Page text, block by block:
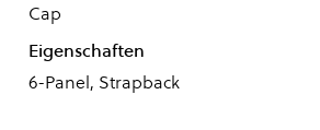
Cap
Eigenschaften
6-Panel, Strapback